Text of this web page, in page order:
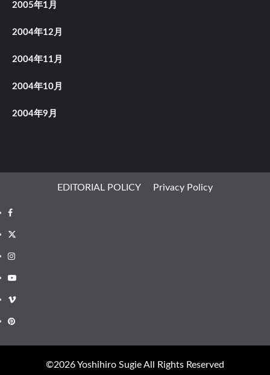
2005年1月
2004年12月
2004年11月
2004年10月
2004年9月
EDITORIAL POLICY Privacy Policy
Facebook
X
Instagram
Youtube
Vimeo
Pinterest
©︎2026 Yoshihiro Sugie All Rights Reserved